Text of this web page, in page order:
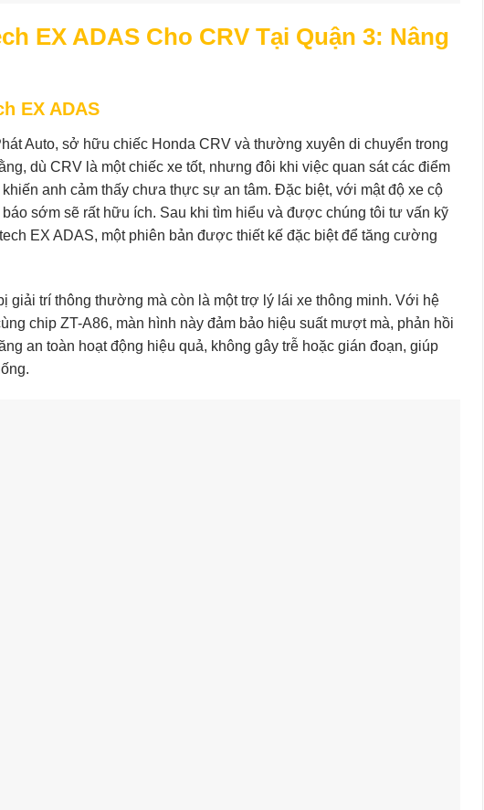
EX ADAS Cho CRV Tại Quận 3: Nâng
EX ADAS
Auto, sở hữu chiếc Honda CRV và thường xuyên di chuyển trong
dù CRV là một chiếc xe tốt, nhưng đôi khi việc quan sát các điểm
anh cảm thấy chưa thực sự an tâm. Đặc biệt, với mật độ xe cộ
sớm sẽ rất hữu ích. Sau khi tìm hiểu và được chúng tôi tư vấn kỹ
EX ADAS, một phiên bản được thiết kế đặc biệt để tăng cường
giải trí thông thường mà còn là một trợ lý lái xe thông minh. Với hệ
chip ZT-A86, màn hình này đảm bảo hiệu suất mượt mà, phản hồi
an toàn hoạt động hiệu quả, không gây trễ hoặc gián đoạn, giúp